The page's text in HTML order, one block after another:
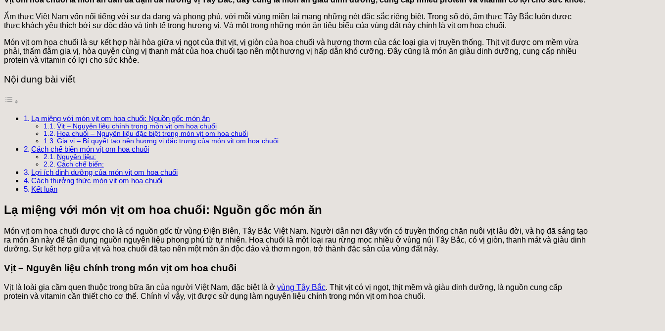
Ẩm thực Việt Nam vốn nổi tiếng với sự đa dạng và phong phú, với mỗi vùng miền lại mang những nét đặc sắc riêng biệt. Trong số đó, ẩm thực Tây Bắc luôn được
thực khách yêu thích bởi sự độc đáo và tinh tế trong hương vị. Và một trong những món ăn tiêu biểu của vùng đất này chính là vịt om hoa chuối.
Món vịt om hoa chuối là sự kết hợp hài hòa giữa vị ngọt của thịt vịt, vị giòn của hoa chuối và hương thơm của các loại gia vị truyền thống. Thịt vịt được om mềm vừa
phải, thấm đẫm gia vị, hòa quyện cùng vị thanh mát của hoa chuối tạo nên một hương vị hấp dẫn khó cưỡng. Đây cũng là món ăn giàu dinh dưỡng, cung cấp nhiều
protein và vitamin có lợi cho sức khỏe.
Nội dung bài viết
Lạ miệng với món vịt om hoa chuối: Nguồn gốc món ăn
Vịt – Nguyên liệu chính trong món vịt om hoa chuối
Hoa chuối – Nguyên liệu đặc biệt trong món vịt om hoa chuối
Gia vị – Bí quyết tạo nên hương vị đặc trưng của món vịt om hoa chuối
Cách chế biến món vịt om hoa chuối
Nguyên liệu:
Cách chế biến:
Lợi ích dinh dưỡng của món vịt om hoa chuối
Cách thưởng thức món vịt om hoa chuối
Kết luận
Lạ miệng với món vịt om hoa chuối: Nguồn gốc món ăn
Món vịt om hoa chuối được cho là có nguồn gốc từ vùng Điện Biên, Tây Bắc Việt Nam. Người dân nơi đây vốn có truyền thống chăn nuôi vịt lâu đời, và họ đã sáng tạo
ra món ăn này để tận dụng nguồn nguyên liệu phong phú từ tự nhiên. Hoa chuối là một loại rau rừng mọc nhiều ở vùng núi Tây Bắc, có vị giòn, thanh mát và giàu dinh
dưỡng. Sự kết hợp giữa vịt và hoa chuối đã tạo nên một món ăn độc đáo và thơm ngon, trở thành đặc sản của vùng đất này.
Vịt – Nguyên liệu chính trong món vịt om hoa chuối
Vịt là loài gia cầm quen thuộc trong bữa ăn của người Việt Nam, đặc biệt là ở vùng Tây Bắc. Thịt vịt có vị ngọt, thịt mềm và giàu dinh dưỡng, là nguồn cung cấp
protein và vitamin cần thiết cho cơ thể. Chính vì vậy, vịt được sử dụng làm nguyên liệu chính trong món vịt om hoa chuối.